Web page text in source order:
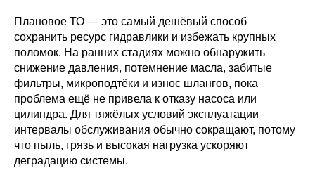
Плановое ТО — это самый дешёвый способ
сохранить ресурс гидравлики и избежать крупных
поломок. На ранних стадиях можно обнаружить
снижение давления, потемнение масла, забитые
фильтры, микроподтёки и износ шлангов, пока
проблема ещё не привела к отказу насоса или
цилиндра. Для тяжёлых условий эксплуатации
интервалы обслуживания обычно сокращают, потому
что пыль, грязь и высокая нагрузка ускоряют
деградацию системы.